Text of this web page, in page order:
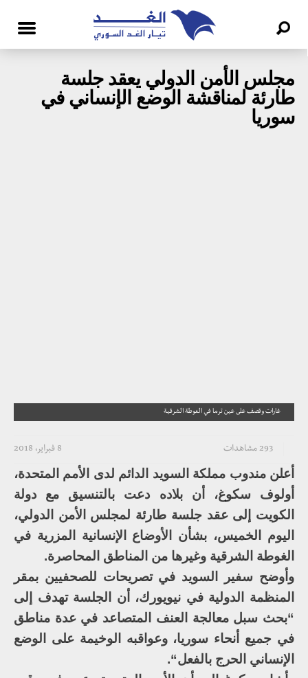
مجلس الأمن الدولي يعقد جلسة
طارئة لمناقشة الوضع الإنساني في
سوريا
غارات وقصف على عين ترما في الغوطة الشرقية
8 فبراير، 2018 293 مشاهدات
أعلن مندوب مملكة السويد الدائم لدى الأمم المتحدة،
أولوف سكوغ، أن بلاده دعت بالتنسيق مع دولة
الكويت إلى عقد جلسة طارئة لمجلس الأمن الدولي،
اليوم الخميس، بشأن الأوضاع الإنسانية المزرية في
الغوطة الشرقية وغيرها من المناطق المحاصرة.
وأوضح سفير السويد في تصريحات للصحفيين بمقر
المنظمة الدولية في نيويورك، أن الجلسة تهدف إلى
“بحث سبل معالجة العنف المتصاعد في عدة مناطق
في جميع أنحاء سوريا، وعواقبه الوخيمة على الوضع
الإنساني الحرج بالفعل“.